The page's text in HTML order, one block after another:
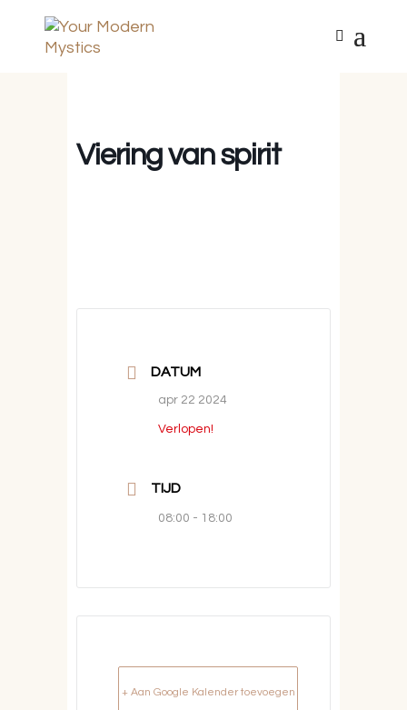
Viering van spirit
DATUM
apr 22 2024
Verlopen!
TIJD
08:00 - 18:00
+ Aan Google Kalender toevoegen